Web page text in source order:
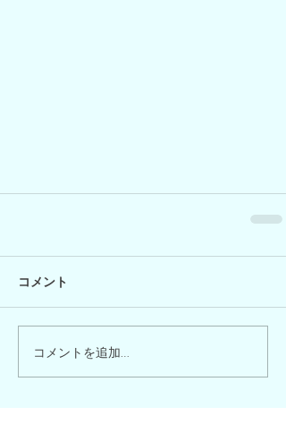
コメント
コメントを追加…